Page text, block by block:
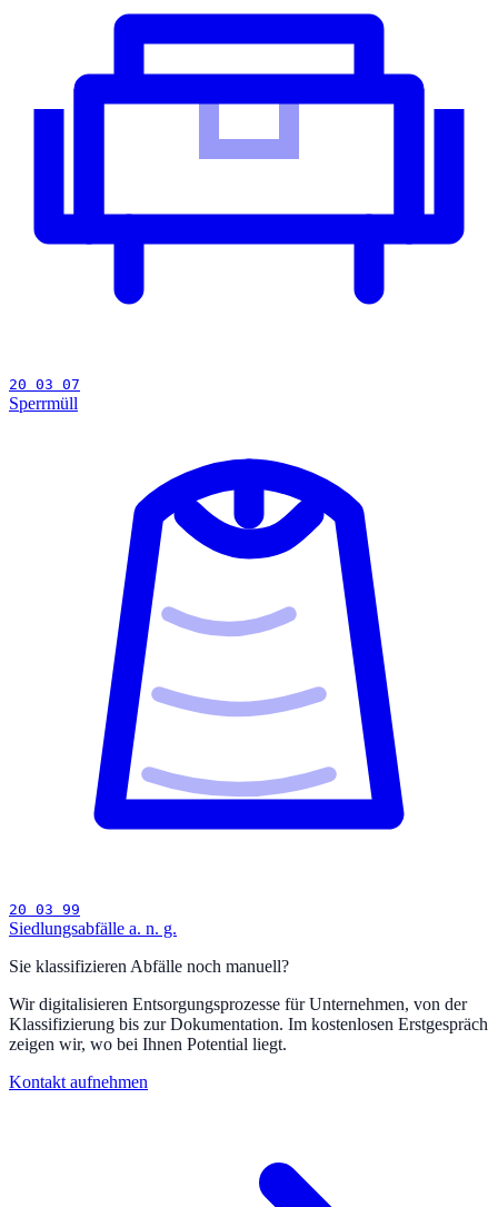
20 03 07
Sperrmüll
20 03 99
Siedlungsabfälle a. n. g.
Sie klassifizieren Abfälle noch manuell?
Wir digitalisieren Entsorgungsprozesse für Unternehmen, von der
Klassifizierung bis zur Dokumentation. Im kostenlosen Erstgespräch
zeigen wir, wo bei Ihnen Potential liegt.
Kontakt aufnehmen